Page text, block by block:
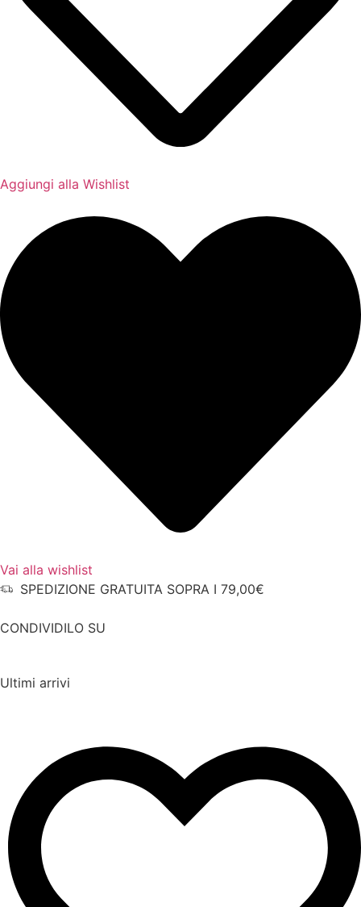
Aggiungi alla Wishlist
Vai alla wishlist
SPEDIZIONE GRATUITA SOPRA I 79,00€
CONDIVIDILO SU
Ultimi arrivi